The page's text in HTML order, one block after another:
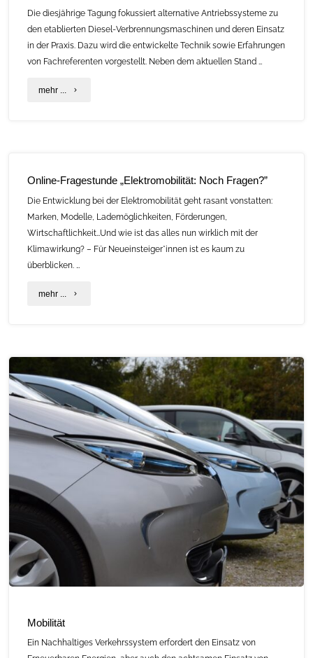
als
Energie-
und
Die diesjährige Tagung fokussiert alternative Antriebssysteme zu
den etablierten Diesel-Verbrennungsmaschinen und deren Einsatz
in der Praxis. Dazu wird die entwickelte Technik sowie Erfahrungen
von Fachreferenten vorgestellt. Neben dem aktuellen Stand …
mehr ... "Postfossile
und
Elektromobilität
in
Online-Fragestunde „Elektromobilität: Noch Fragen?”
Die Entwicklung bei der Elektromobilität geht rasant vonstatten:
Marken, Modelle, Lademöglichkeiten, Förderungen,
Wirtschaftlichkeit…Und wie ist das alles nun wirklich mit der
Klimawirkung? – Für Neueinsteiger*innen ist es kaum zu
überblicken. …
mehr ... "Online-
Fragen?”"
Mobilität
Ein Nachhaltiges Verkehrssystem erfordert den Einsatz von